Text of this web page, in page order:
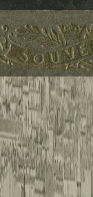
TUMBLR PINTEREST